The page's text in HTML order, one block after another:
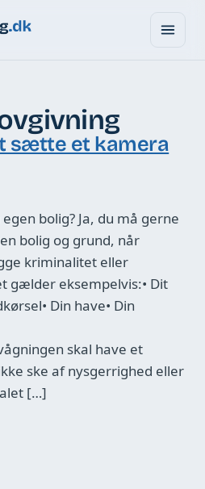
sætte et kamera
bolig? Ja, du må gerne
bolig og grund, når
kriminalitet eller
gælder eksempelvis:• Dit
Din have• Din
skal have et
ske af nysgerrighed eller
[…]